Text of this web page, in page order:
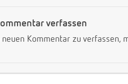
verfassen
neuen Kommentar zu verfassen,